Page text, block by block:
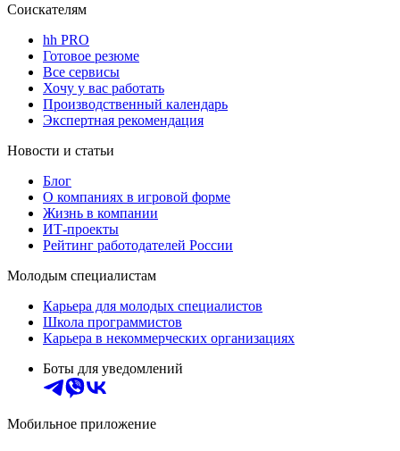
Соискателям
hh PRO
Готовое резюме
Все сервисы
Хочу у вас работать
Производственный календарь
Экспертная рекомендация
Новости и статьи
Блог
О компаниях в игровой форме
Жизнь в компании
ИТ-проекты
Рейтинг работодателей России
Молодым специалистам
Карьера для молодых специалистов
Школа программистов
Карьера в некоммерческих организациях
Боты для уведомлений
Мобильное приложение